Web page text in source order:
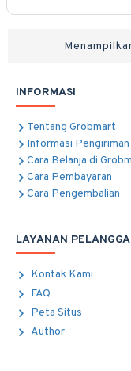
INFORMASI
Tentang Grobmart
Informasi Pengiriman
Cara Belanja di
Cara Pembayaran
Cara Pengembalian
LAYANAN
Kontak Kami
FAQ
Peta Situs
Author